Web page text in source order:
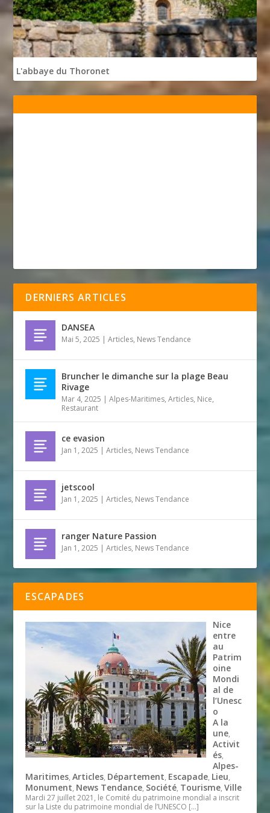
L'abbaye du Thoronet
DERNIERS ARTICLES
DANSEA
Mai 5, 2025 |Articles, News Tendance
Bruncher le dimanche sur la plage Beau
Rivage
Mar 4, 2025 |Alpes-Maritimes,Articles, Nice,
Restaurant
ce evasion
Jan 1, 2025 |Articles, News Tendance
jetscool
Jan 1, 2025 |Articles, News Tendance
ranger Nature Passion
Jan 1, 2025 |Articles, News Tendance
ESCAPADES
Nice
entre
au
Patrim
oine
Mondi
al de
l’Unesc
o
A la
une,
Activit
és,
Alpes-
Maritimes,Articles, Département, Escapade, Lieu,
Monument, News Tendance, Société, Tourisme,Ville
Mardi 27 juillet 2021, le Comité du patrimoine mondial a inscrit
sur la Liste du patrimoine mondial de l’UNESCO […]